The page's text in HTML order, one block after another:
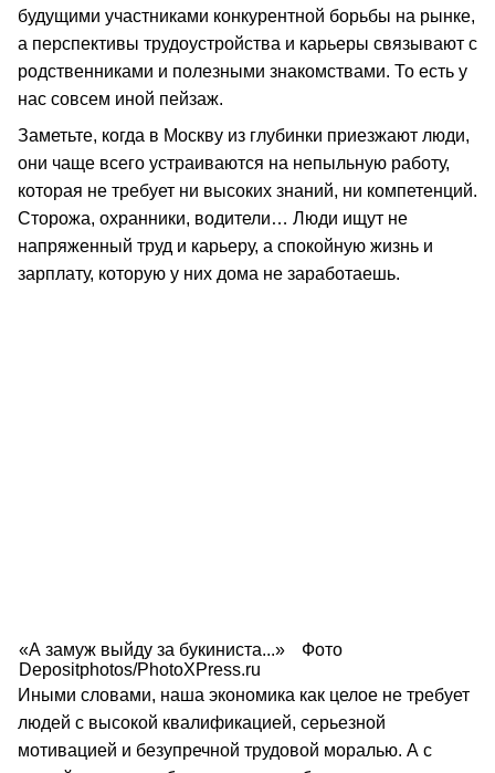
будущими участниками конкурентной борьбы на рынке,
а перспективы трудоустройства и карьеры связывают с
родственниками и полезными знакомствами. То есть у
нас совсем иной пейзаж.
Заметьте, когда в Москву из глубинки приезжают люди,
они чаще всего устраиваются на непыльную работу,
которая не требует ни высоких знаний, ни компетенций.
Сторожа, охранники, водители… Люди ищут не
напряженный труд и карьеру, а спокойную жизнь и
зарплату, которую у них дома не заработаешь.
«А замуж выйду за букиниста...»
Фото
Depositphotos/PhotoXPress.ru
Иными словами, наша экономика как целое не требует
людей с высокой квалификацией, серьезной
мотивацией и безупречной трудовой моралью. А с